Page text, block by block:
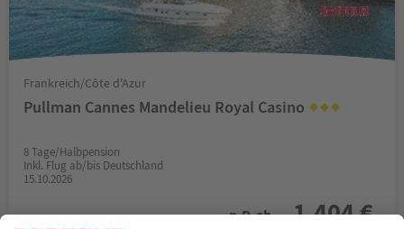
Frankreich/Côte d'Azur
Pullman Cannes Mandelieu Royal Casino
8 Tage/Halbpension
Inkl. Flug ab/bis Deutschland
15.10.2026
p.P. ab 1.404 €